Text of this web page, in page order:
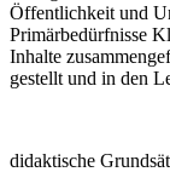
Öffentlichkeit und
Primärbedürfnisse
Inhalte
gestellt und in den
didaktische